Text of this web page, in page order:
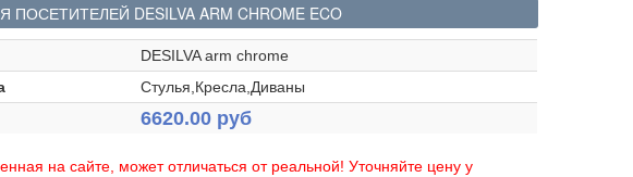
ПОСЕТИТЕЛЕЙ DESILVA ARM CHROME ECO
DESILVA arm chrome
Стулья,Кресла,Диваны
6620.00 руб
на сайте, может отличаться от реальной! Уточняйте цену у